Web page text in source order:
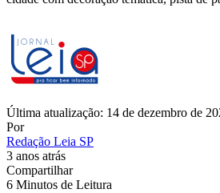
Última atualização: 14 de dezembro de
Por
Redação Leia SP
3 anos atrás
Compartilhar
6 Minutos de Leitura